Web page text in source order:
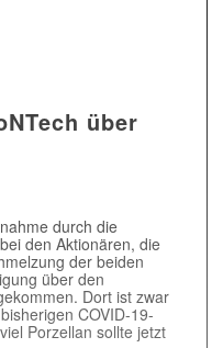
über
durch die
den Aktionären, die
der beiden
über den
Dort ist zwar
COVID-19-
Porzellan sollte jetzt